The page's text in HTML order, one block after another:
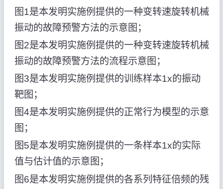
图1是本发明实施例提供的一种变转速旋转机械
振动的故障预警方法的示意图；
图2是本发明实施例提供的一种变转速旋转机械
振动的故障预警方法的流程示意图；
图3是本发明实施例提供的训练样本1x的振动
靶图；
图4是本发明实施例提供的正常行为模型的示意
图；
图5是本发明实施例提供的一条样本1x的实际
值与估计值的示意图；
图6是本发明实施例提供的各系列特征倍频的残